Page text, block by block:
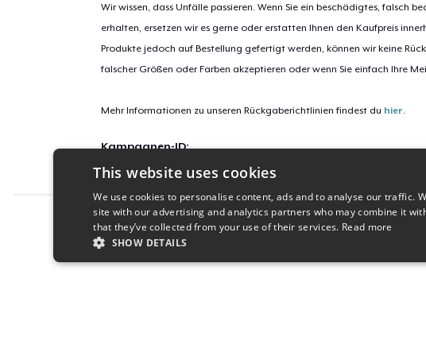
Wir wissen, dass Unfälle passieren. Wenn Sie ein beschädigtes, falsch
erhalten, ersetzen wir es gerne oder erstatten Ihnen den Kaufpreis
Produkte jedoch auf Bestellung gefertigt werden, können wir keine
falscher Größen oder Farben akzeptieren oder wenn Sie einfach Ihre
Mehr Informationen zu unseren Rückgaberichtlinien findest du hier.
Kampagnen-ID:
new-viva-iran
Report this product
This website uses cookies
We use cookies to personalise content, ads and to analyse our traffic.
site with our advertising and analytics partners who may combine it
that they’ve collected from your use of their services. Read more
SHOW DETAILS